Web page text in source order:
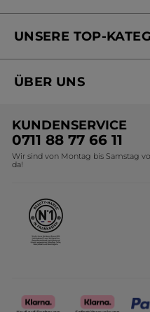
Online Preisliste
Versandhandel Preisliste
UNSERE TOP-
Black Friday Yves Rocher
Geschenkideen Yves
Kollektion Monoi Yves
ÜBER UNS
Umweltstiftung YR
Affiliate Programm
KUNDENSERVICE
0711 88 77 66 11
Wir sind von Montag bis Samstag
da!